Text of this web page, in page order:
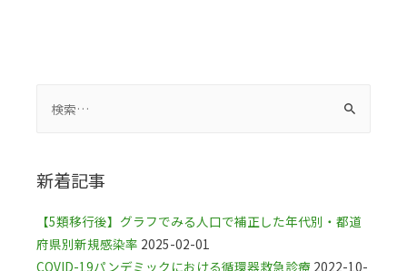
b
o
k
r
e
新着記事
【5類移行後】グラフでみる人口で補正した年代別・都道
府県別新規感染率 2025-02-01
COVID-19パンデミックにおける循環器救急診療 2022-10-